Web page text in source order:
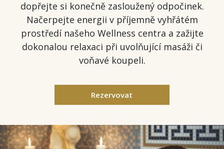
dopřejte si konečně zasloužený odpočinek.
Načerpejte energii v příjemně vyhřátém
prostředí našeho Wellness centra a zažijte
dokonalou relaxaci při uvolňující masáži či
voňavé koupeli.
Rezervovat